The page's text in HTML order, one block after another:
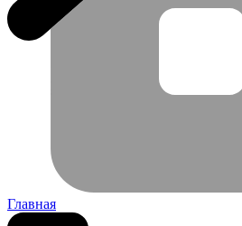
Главная